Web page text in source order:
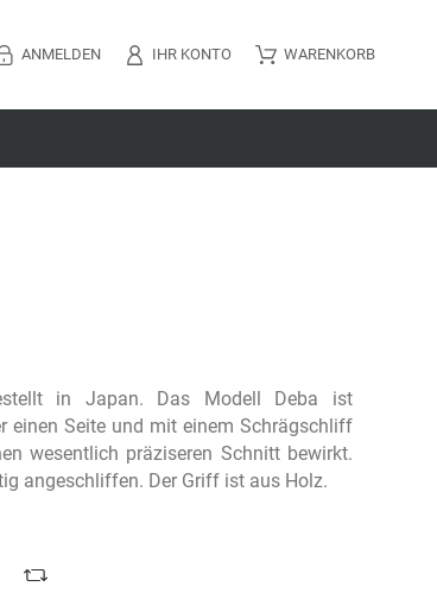
ANMELDEN IHR KONTO WARENKORB
in Japan. Das Modell Deba ist
Seite und mit einem Schrägschliff
wesentlich präziseren Schnitt bewirkt.
angeschliffen. Der Griff ist aus Holz.